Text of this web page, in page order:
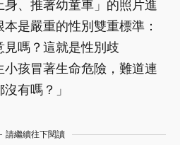
、推著幼童車」的照片進
是嚴重的性別雙重標準：
見嗎？這就是性別歧
孩冒著生命危險，難道連
有嗎？」
請繼續往下閱讀